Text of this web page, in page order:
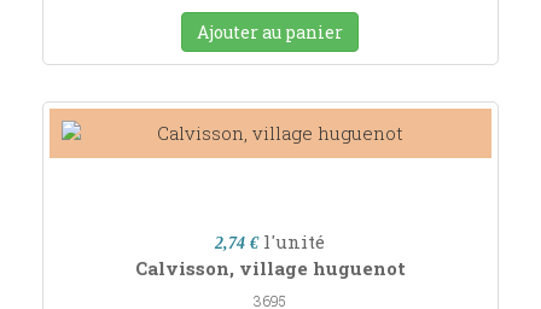
Ajouter au panier
2,74 € l'unité
Calvisson, village huguenot
3695